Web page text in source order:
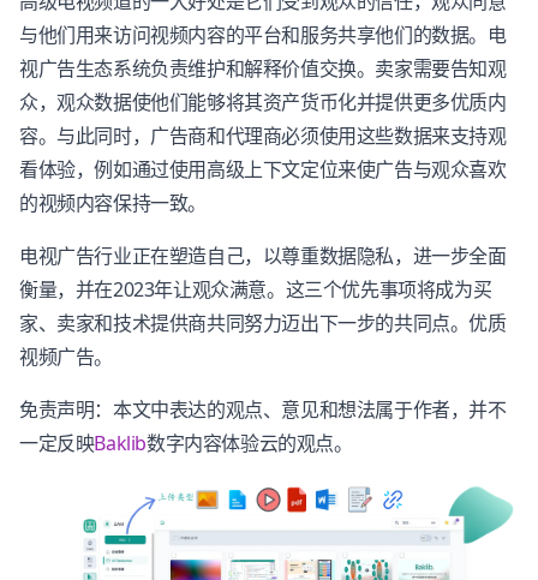
与他们用来访问视频内容的平台和服务共享他们的数据。电
视广告生态系统负责维护和解释价值交换。卖家需要告知观
众，观众数据使他们能够将其资产货币化并提供更多优质内
容。与此同时，广告商和代理商必须使用这些数据来支持观
看体验，例如通过使用高级上下文定位来使广告与观众喜欢
的视频内容保持一致。
电视广告行业正在塑造自己，以尊重数据隐私，进一步全面
衡量，并在2023年让观众满意。这三个优先事项将成为买
家、卖家和技术提供商共同努力迈出下一步的共同点。优质
视频广告。
免责声明：本文中表达的观点、意见和想法属于作者，并不
一定反映Baklib数字内容体验云的观点。